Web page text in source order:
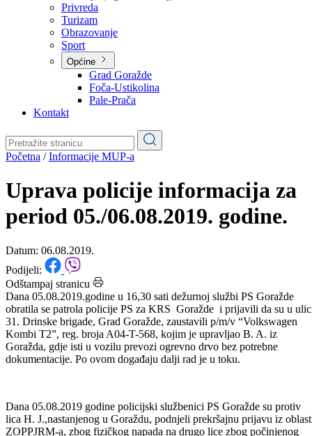
O kantonu
Simboli kantona (Grb, zastava)
Historija (digitalni muzej)
Privreda
Turizam
Obrazovanje
Općine
Pale-Prača
Kontakt
Početna/Informacije MUP-a
Uprava policije informacija za
period 05./06.08.2019. godine.
Datum: 06.08.2019.
Podijeli:
Odštampaj stranicu
Dana 05.08.2019.godine u 16,30 sati dežurnoj službi PS Goražde
obratila se patrola policije PS za KRS Goražde i prijavili da su u
31. Drinske brigade, Grad Goražde, zaustavili p/m/v “Volkswagen